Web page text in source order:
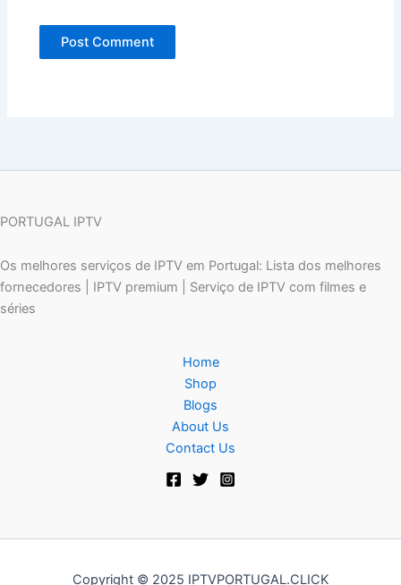
PORTUGAL IPTV
Os melhores serviços de IPTV em Portugal: Lista dos melhores
fornecedores | IPTV premium | Serviço de IPTV com filmes e
séries
Home
Shop
Blogs
About Us
Contact Us
Copyright © 2025 IPTVPORTUGAL.CLICK